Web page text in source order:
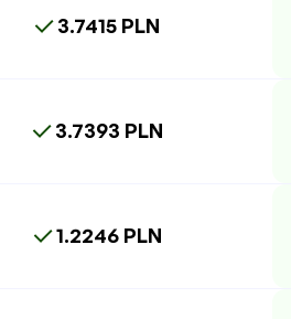
3.7415 PLN
3.7393 PLN
1.2246 PLN